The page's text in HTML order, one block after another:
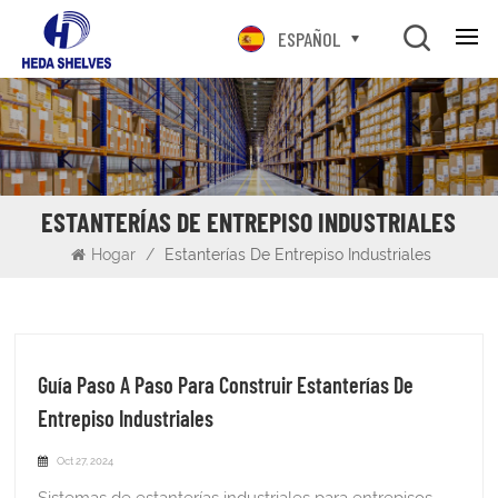
ESPAÑOL
ESTANTERÍAS DE ENTREPISO INDUSTRIALES
Hogar / Estanterías De Entrepiso Industriales
Guía Paso A Paso Para Construir Estanterías De
Entrepiso Industriales
Oct 27, 2024